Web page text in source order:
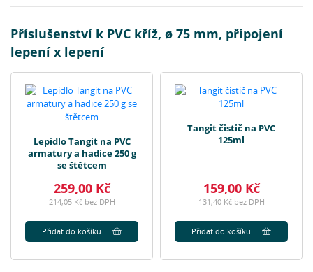
Příslušenství k PVC kříž, ø 75 mm, připojení
lepení x lepení
Lepidlo Tangit na PVC
armatury a hadice 250 g
se štětcem
259,00 Kč
214,05 Kč bez DPH
Přidat do košíku
Tangit čistič na PVC
125ml
159,00 Kč
131,40 Kč bez DPH
Přidat do košíku